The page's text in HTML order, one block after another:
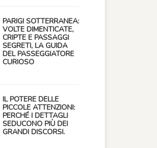
PARIGI SOTTERRANEA:
VOLTE DIMENTICATE,
CRIPTE E PASSAGGI
SEGRETI, LA GUIDA
DEL PASSEGGIATORE
CURIOSO
IL POTERE DELLE
PICCOLE ATTENZIONI:
PERCHÉ I DETTAGLI
SEDUCONO PIÙ DEI
GRANDI DISCORSI.